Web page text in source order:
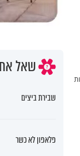
שאל
שבירת ביצים
פלאפון לא כשר